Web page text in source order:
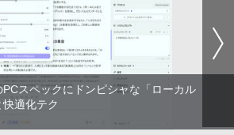
【期間限定P15倍+最大10%OFFクーポ
ン】 【3年保証】HP PRODESK 400 G5
DM [新品SSD] SSD256GB メモリ8GB C
ore i5 Windows 11 Pro 中古 アウトレッ
ト 返品 送料無料 中古デスクトップパソ
コン 中古パソコン デスクトップパソコン
デスクトップ PC ミニPC OFFICE付き
￥37,400
【楽天1位！保護レザーケース付き】【タ
ッチ選択】 モバイルモニター 15.6インチ
ノングレア 非光沢 1080PフルHD コスパ
高画質 デュアルモニター サブモニター
ポータブルモニター ゲーミングモニター
リモートワーク IPS Tpye-C/mini HDMI
pc ミニPC iPhone対応
からだの厚みを薄くする [ 土屋元明 ]
￥1,540
き 防水 タッチ式音量調整 スポーツ/通勤/通
/WEB会議(ホワイト)
1,964
シャオミ REDMI Buds 8 Lite ワイヤ
スイヤホン Bluetooth 5.4 ノイズキャンセ
ング ANC 36時間再生
LIFE
250
1,625
カ・コーラ やかんの麦茶 from 爽健美茶 ラ
ルレス 650mlPET×24本
2,009
ーパーの裏でヤニ吸うふたり 9巻 (デジタル
ビッグガンガンコミックス)
810
PCスペックにドンピシャな「ローカル
適化テク